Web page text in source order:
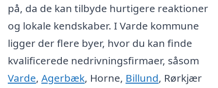
på, da de kan tilbyde hurtigere reaktioner
og lokale kendskaber. I Varde kommune
ligger der flere byer, hvor du kan finde
kvalificerede nedrivningsfirmaer, såsom
Varde, Agerbæk, Horne, Billund, Rørkjær